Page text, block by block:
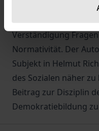
dieses Buch nämlich
hinsichtlich der
Verständigung
Normativität. Der
Subjekt in Helmut
des Sozialen näher
Beitrag zur Disziplin
Demokratiebildung